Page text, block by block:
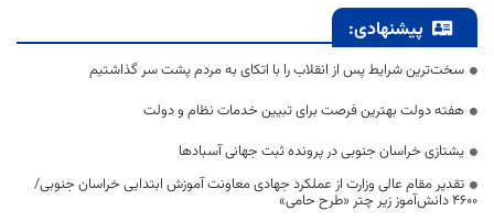
پیشنهادی:
سخت‌ترین شرایط پس از انقلاب را با اتکای به مردم پشت سر گذاشتیم
هفته دولت بهترین فرصت برای تبیین خدمات نظام و دولت
یشتازی خراسان جنوبی در پرونده ثبت جهانی آسبادها
تقدیر مقام عالی وزارت از عملکرد جهادی معاونت آموزش ابتدایی خراسان جنوبی/
۴۶۰۰ دانش‌آموز زیر چتر «طرح حامی»